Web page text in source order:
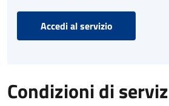
Accedi al servizio
Condizioni di